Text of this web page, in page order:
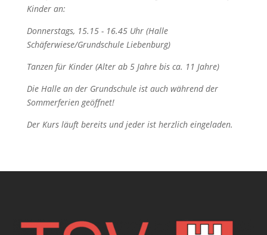
Kinder an:
Donnerstags, 15.15 - 16.45 Uhr (Halle
Schäferwiese/Grundschule Liebenburg)
Tanzen für Kinder (Alter ab 5 Jahre bis ca. 11 Jahre)
Die Halle an der Grundschule ist auch während der
Sommerferien geöffnet!
Der Kurs läuft bereits und jeder ist herzlich eingeladen.